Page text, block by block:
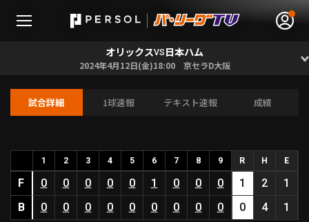
HOME
動画
オリックスVS 日本ハム
2024年4月12日(金)18:00 京セラD大阪
試合詳細 1球速報 テキスト速報 成績
1 2 3 4 5 6 7 8 9 R H E
F 0 0 0 0 0 1 0 0 0 1 2
1
B
0 0 0 0 0 0 0 0 0 0 4 1